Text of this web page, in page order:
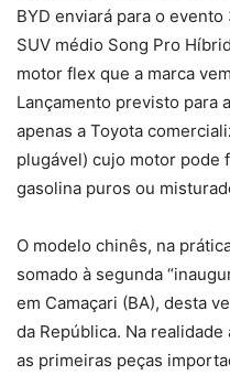
BYD enviará para o
SUV médio Song Pro
motor flex que a marca
Lançamento previsto para
apenas a Toyota
plugável) cujo motor pode
gasolina puros ou
O modelo chinês, na
somado à segunda
em Camaçari (BA), desta
da República. Na
as primeiras peças